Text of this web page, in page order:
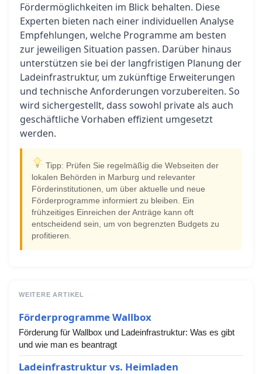
Fördermöglichkeiten im Blick behalten. Diese
Experten bieten nach einer individuellen Analyse
Empfehlungen, welche Programme am besten
zur jeweiligen Situation passen. Darüber hinaus
unterstützen sie bei der langfristigen Planung der
Ladeinfrastruktur, um zukünftige Erweiterungen
und technische Anforderungen vorzubereiten. So
wird sichergestellt, dass sowohl private als auch
geschäftliche Vorhaben effizient umgesetzt
werden.
Tipp: Prüfen Sie regelmäßig die Webseiten der
lokalen Behörden in Marburg und relevanter
Förderinstitutionen, um über aktuelle und neue
Förderprogramme informiert zu bleiben. Ein
frühzeitiges Einreichen der Anträge kann oft
entscheidend sein, um von begrenzten Budgets zu
profitieren.
WEITERE ARTIKEL
Förderprogramme Wallbox
Förderung für Wallbox und Ladeinfrastruktur: Was es gibt
und wie man es beantragt
Ladeinfrastruktur vs. Heimladen